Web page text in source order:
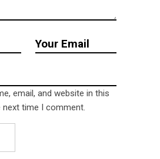
email, and website in this
time I comment.